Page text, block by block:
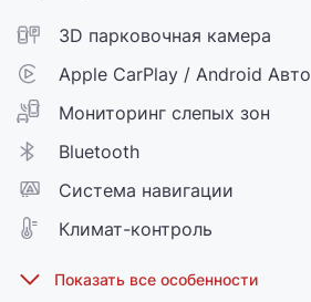
3D парковочная камера
Apple CarPlay / Android Авто
Мониторинг слепых зон
Bluetooth
Cистема навигации
Климат-контроль